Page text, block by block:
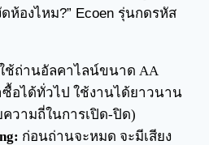
ห้องไหม?” Ecoen รุ่นกดรหัส
ช้ถ่านอัลคาไลน์ขนาด AA
อได้ทั่วไป ใช้งานได้ยาวนาน
วามถี่ในการเปิด-ปิด)
ก่อนถ่านจะหมด จะมีเสียง